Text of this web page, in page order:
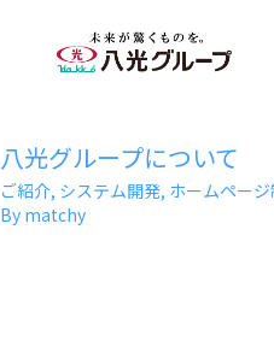
八光グループについて
ご紹介, システム開発, ホームペー
By matchy